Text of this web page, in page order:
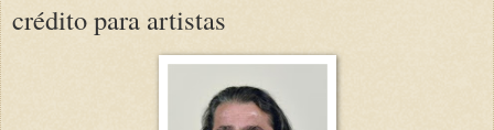
crédito para artistas